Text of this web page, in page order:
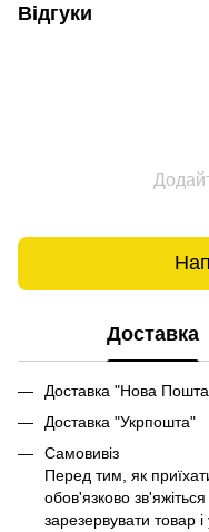
Відгуки
Доставка
Доставка "Нова
Доставка "Укрпошта"
Самовивіз
Перед тим, як
обов'язково
зарезервувати товар